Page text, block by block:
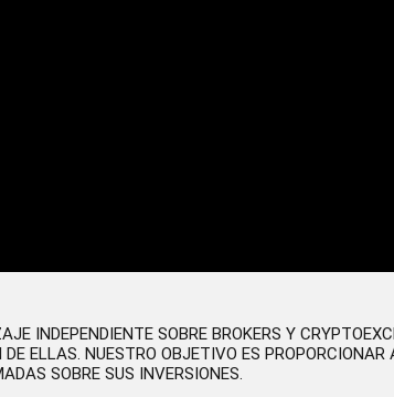
INDEPENDIENTE SOBRE BROKERS Y
ELLAS. NUESTRO OBJETIVO ES
SOBRE SUS INVERSIONES.